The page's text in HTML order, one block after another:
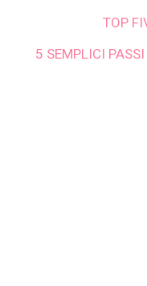
TOP
5 SEMPLICI